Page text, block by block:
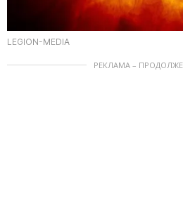
LEGION-MEDIA
РЕКЛАМА –